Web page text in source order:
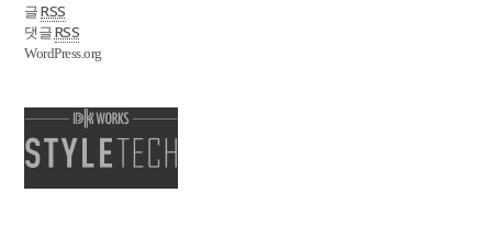
글RSS
댓글 RSS
WordPress.org